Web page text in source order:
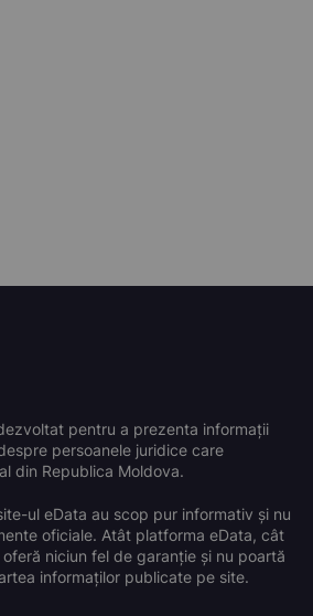
pentru a prezenta informații
persoanele juridice care
din Republica Moldova.
ul eData au scop pur informativ și nu
oficiale. Atât platforma eData, cât
niciun fel de garanție și nu poartă
informaților publicate pe site.